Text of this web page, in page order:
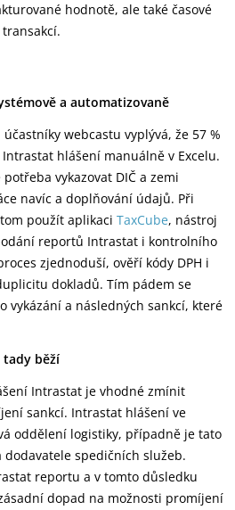
hodnotě, ale také časové
a automatizovaně
webcastu vyplývá, že 57 %
hlášení manuálně v Excelu.
vykazovat DIČ a zemi
navíc a doplňování údajů. Při
použít aplikaci TaxCube, nástroj
reportů Intrastat i kontrolního
zjednoduší, ověří kódy DPH i
dokladů. Tím pádem se
vykázání a následných sankcí, které
tady běží
Intrastat je vhodné zmínit
sankcí. Intrastat hlášení ve
oddělení logistiky, případně je tato
spedičních služeb.
reportu a v tomto důsledku
dopad na možnosti promíjení